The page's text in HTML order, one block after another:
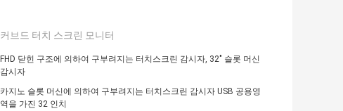
커브드 터치 스크린 모니터
FHD 닫힌 구조에 의하여 구부려지는 터치스크린 감시자, 32" 슬롯 머신
감시자
카지노 슬롯 머신에 의하여 구부려지는 터치스크린 감시자 USB 공용영
역을 가진 32 인치